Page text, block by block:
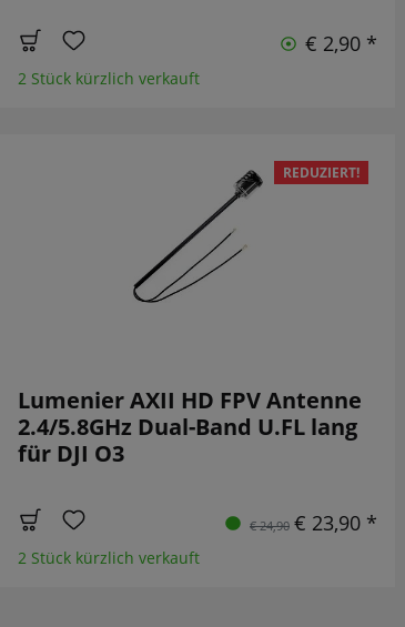
€ 2,90 *
2 Stück kürzlich verkauft
REDUZIERT!
Lumenier AXII HD FPV Antenne
2.4/5.8GHz Dual-Band U.FL lang
für DJI O3
€ 24,90 € 23,90 *
2 Stück kürzlich verkauft